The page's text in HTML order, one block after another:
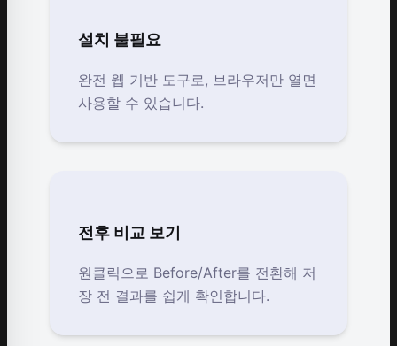
설치 불필요
완전 웹 기반 도구로, 브라우저만 열면
사용할 수 있습니다.
전후 비교 보기
원클릭으로 Before/After를 전환해 저
장 전 결과를 쉽게 확인합니다.